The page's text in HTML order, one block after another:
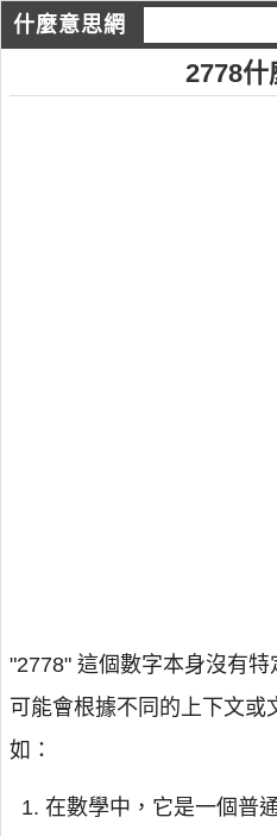
什麼意思網
2778什
"2778" 這個數字本身沒有
可能會根據不同的上下文或
如：
在數學中，它是一個普